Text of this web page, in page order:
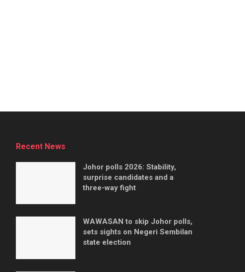
Recent News
Johor polls 2026: Stability,
surprise candidates and a
three-way fight
WAWASAN to skip Johor polls,
sets sights on Negeri Sembilan
state election